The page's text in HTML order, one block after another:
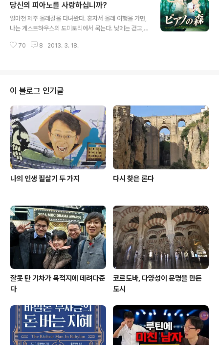
에 대해서, 혹은 한 남자의 신경증에 대해 이야기하지만, 영
화에서 내가 가장 인상적으로 본 장면은 그 아내의 사랑이
다. 사랑하는 누군가가 절망에 빠졌을 때, 결국 그에게 있어
로맨틱 코미디의 사랑보다 더 진하게 가슴을 울렸다. (주인
당신의 피아노를 사랑하십니까?
얼마전 제주 올레길을 다녀왔다. 혼자서 올레 여행을 가면,
나는 게스트하우스의 도미토리에서 묵는다. 낮에는 걷고,
를 보고, 혼자 이런 저런 사색에 젖는다. 그러다 본 영화가
는 슈헤이, 또 하나는 아이들로부터 따돌림을 받아 숲 속에
버려진 피아노를 가지고 놀다 음악에 눈뜨는 카이. 영화는
두 천재 소년들이 음악을 통해 우정을 쌓고 나중에 서로 경
쟁하게 되는 이야기다. 영화 속 대사 하나가 오래도록 마음
에 남았다. 연습 벌레 슈헤이가 피아노의 대가를 찾아가 묻
는다. "어떻게 하면 저도..
70 8 2013. 3. 18.
이 블로그 인기글
나의 인생 필살기 두 가지 다시 찾은 론다
잘못 탄 기차가 목적지에 데려다준
다
코르도바, 다양성이 문명을 만든
도시